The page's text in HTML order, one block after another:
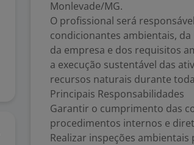
Monlevade/MG.
O profissional será
condicionantes ambientais,
da empresa e dos requisitos
a execução sustentável das
recursos naturais durante
Principais Responsabilidades
Garantir o cumprimento das
procedimentos internos e
Realizar inspeções